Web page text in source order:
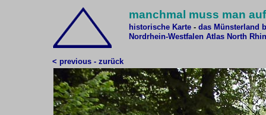
manchmal muss man
historische Karte - das Münsterland
Nordrhein-Westfalen Atlas North
< previous - zurück